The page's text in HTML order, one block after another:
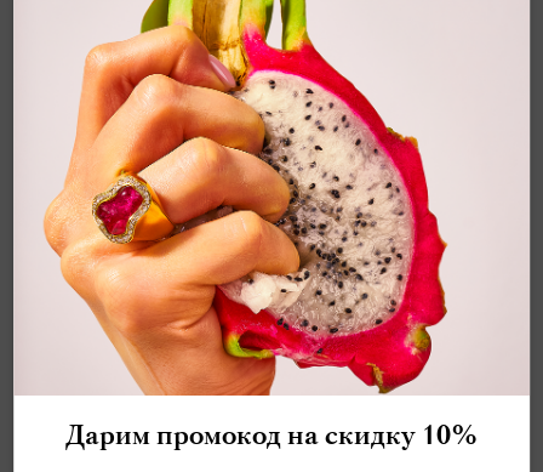
E0030-66/1
СЕРЬГИ С АКВАМАРИНОМ И
БРИЛЛИАНТАМИ, E0030-66/1
1 226 640 ₽ 1 533 300 ₽
Аквамарин, freeshape 7,03 карат
Бриллианты
Дарим промокод на скидку 10%